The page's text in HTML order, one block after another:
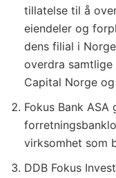
tillatelse til å
eiendeler og
dens filial i
overdra samtlige
Capital Norge
Fokus Bank ASA
virksomhet som
DDB Fokus